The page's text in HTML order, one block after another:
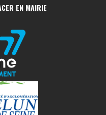
EN MAIRIE